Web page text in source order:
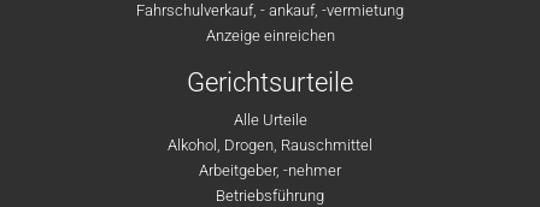
Fahrschulverkauf, - ankauf, -vermietung
Anzeige einreichen
Gerichtsurteile
Alle Urteile
Alkohol, Drogen, Rauschmittel
Arbeitgeber, -nehmer
Betriebsführung